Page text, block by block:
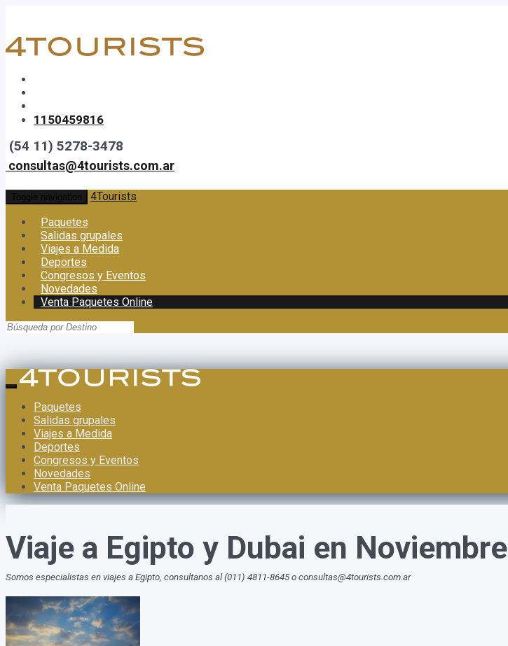
1150459816
(54 11) 5278-3478
consultas@4tourists.com.ar
Toggle navigation
4Tourists
Paquetes
Salidas grupales
Viajes a Medida
Deportes
Congresos y Eventos
Novedades
Venta Paquetes Online
Paquetes
Salidas grupales
Viajes a Medida
Deportes
Congresos y Eventos
Novedades
Venta Paquetes Online
Viaje a Egipto y Dubai en Noviembre
Somos especialistas en viajes a Egipto, consultanos al (011) 4811-8645 o consultas@4tourists.com.ar